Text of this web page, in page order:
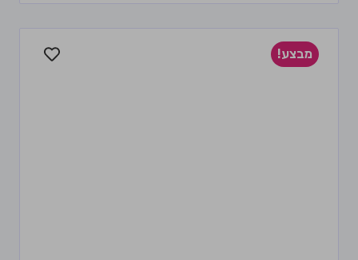
מבצע!